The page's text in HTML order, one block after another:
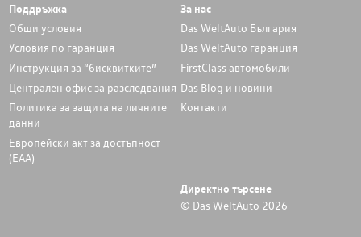
Поддръжка
Общи условия
Условия по гаранция
Инструкция за “бисквитките”
Централен офис за разследвания
Политика за защита на личните
данни
Европейски акт за достъпност
(ЕАА)
За нас
Das WeltAuto България
Das WeltAuto гаранция
FirstClass автомобили
Das Blog и новини
Контакти
Директно търсене
© Das WeltAuto 2026